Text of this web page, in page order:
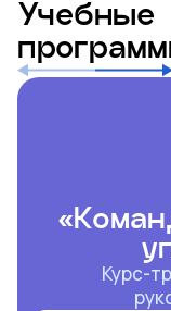
Учебные
Курс-